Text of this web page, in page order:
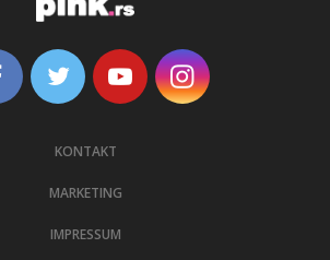
KONTAKT
MARKETING
IMPRESSUM